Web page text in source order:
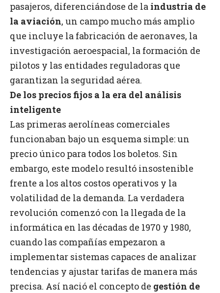
pasajeros, diferenciándose de la industria de
la aviación, un campo mucho más amplio
que incluye la fabricación de aeronaves, la
investigación aeroespacial, la formación de
pilotos y las entidades reguladoras que
garantizan la seguridad aérea.
De los precios fijos a la era del análisis
inteligente
Las primeras aerolíneas comerciales
funcionaban bajo un esquema simple: un
precio único para todos los boletos. Sin
embargo, este modelo resultó insostenible
frente a los altos costos operativos y la
volatilidad de la demanda. La verdadera
revolución comenzó con la llegada de la
informática en las décadas de 1970 y 1980,
cuando las compañías empezaron a
implementar sistemas capaces de analizar
tendencias y ajustar tarifas de manera más
precisa. Así nació el concepto de gestión de